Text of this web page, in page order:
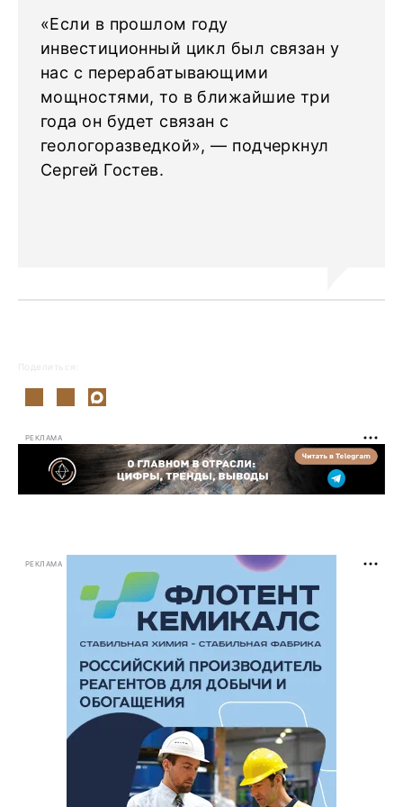
«Если в прошлом году
инвестиционный цикл был связан у
нас с перерабатывающими
мощностями, то в ближайшие три
года он будет связан с
геологоразведкой», — подчеркнул
Сергей Гостев.
Поделиться:
РЕКЛАМА
РЕКЛАМА